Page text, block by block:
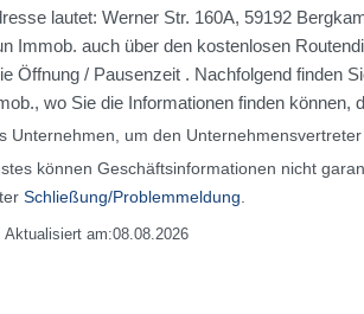
lautet: Werner Str. 160A, 59192
Immob. auch über den kostenlosen
Öffnung / Pausenzeit . Nachfolgend finden
wo Sie die Informationen finden können,
Unternehmen, um den
können Geschäftsinformationen nicht
Schließung/Problemmeldung
am:08.08.2026